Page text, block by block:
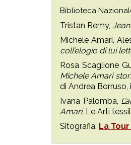
Biblioteca
Tristan Remy,
Michele Amari,
coll’elogio di lui
Rosa Scaglione
Michele Amari
di Andrea Borruso,
Ivana Palomba,
Amari, Le Arti
Sitografia: La